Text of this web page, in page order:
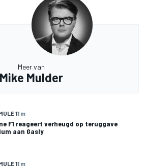
Meer van
Mike Mulder
11 m
F1 reageert verheugd op teruggave
aan Gasly
11 m